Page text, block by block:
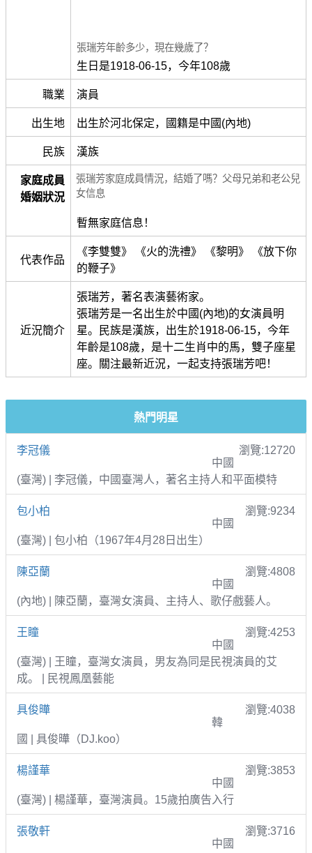
張瑞芳年齡多少，現在幾歲了？
生日是1918-06-15，今年108歲
職業 演員
出生地 出生於河北保定，國籍是中國(內地)
民族 漢族
家庭成員
婚姻狀況
張瑞芳家庭成員情況，結婚了嗎？父母兄弟和老公兒
女信息
暫無家庭信息！
代表作品
《李雙雙》 《火的洗禮》 《黎明》 《放下你
的鞭子》
近況簡介
張瑞芳，著名表演藝術家。
張瑞芳是一名出生於中國(內地)的女演員明
星。民族是漢族，出生於1918-06-15，今年
年齡是108歲，是十二生肖中的馬，雙子座星
座。關注最新近況，一起支持張瑞芳吧！
熱門明星
李冠儀
瀏覽:12720
中國
(臺灣) | 李冠儀，中國臺灣人，著名主持人和平面模特
包小柏
瀏覽:9234
中國
(臺灣) | 包小柏（1967年4月28日出生）
陳亞蘭
瀏覽:4808
中國
(內地) | 陳亞蘭，臺灣女演員、主持人、歌仔戲藝人。
王瞳
瀏覽:4253
中國
(臺灣) | 王瞳，臺灣女演員，男友為同是民視演員的艾
成。 | 民視鳳凰藝能
具俊曄
瀏覽:4038
韓
國 | 具俊曄（DJ.koo）
楊謹華
瀏覽:3853
中國
(臺灣) | 楊謹華，臺灣演員。15歲拍廣告入行
張敬軒
瀏覽:3716
中國